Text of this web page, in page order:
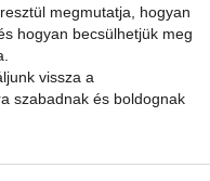
megmutatja, hogyan
hogyan becsülhetjük meg
vissza a
szabadnak és boldognak